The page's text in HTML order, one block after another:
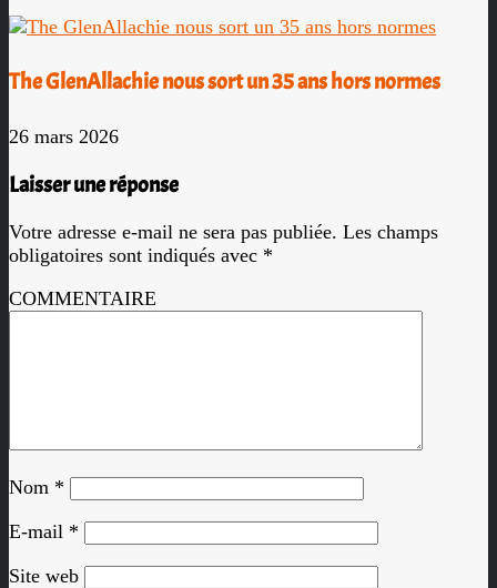
The GlenAllachie nous sort un 35 ans hors normes
26 mars 2026
Laisser une réponse
Votre adresse e-mail ne sera pas publiée. Les champs
obligatoires sont indiqués avec *
COMMENTAIRE
Nom *
E-mail *
Site web